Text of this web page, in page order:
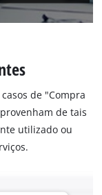
de "Compra
de tais
utilizado ou